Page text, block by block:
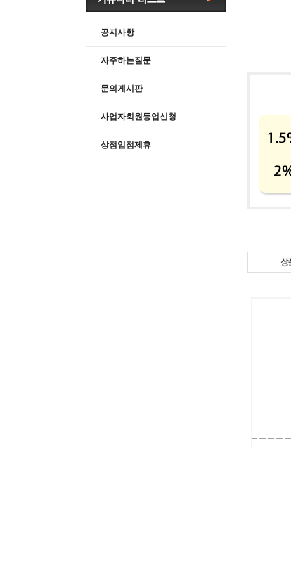
공지사항
자주하는질문
문의게시판
사업자회원등업신청
상점입점제휴